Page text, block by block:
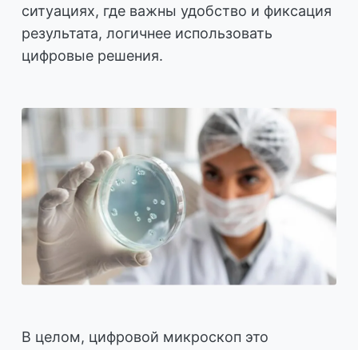
ситуациях, где важны удобство и фиксация
результата, логичнее использовать
цифровые решения.
В целом, цифровой микроскоп это